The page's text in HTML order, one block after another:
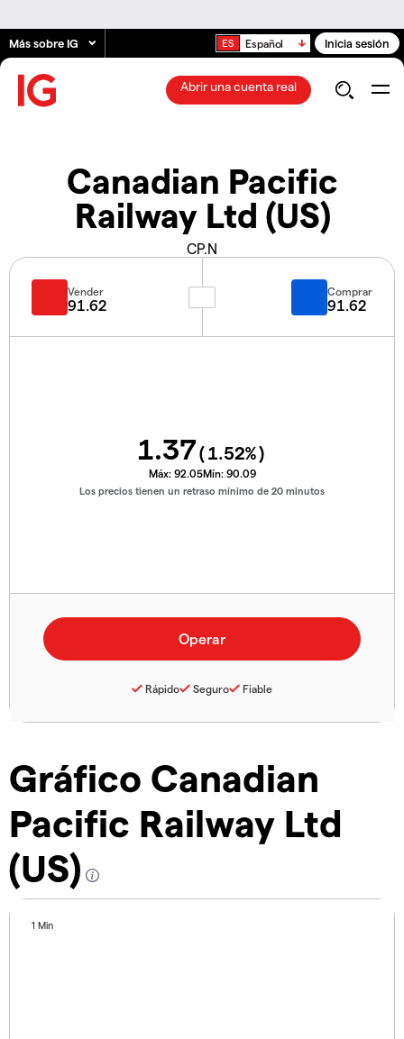
Más sobre IG Español Inicia sesión
Abrir una cuenta real
Canadian Pacific
Railway Ltd (US)
CP.N
Gráfico Canadian
Pacific Railway Ltd
(US)
1 Min
Vender
91.62
Comprar
91.62
1.37(1.52%)
Máx: 92.05Mín: 90.09
Los precios tienen un retraso mínimo de 20 minutos
Rápido Seguro Fiable